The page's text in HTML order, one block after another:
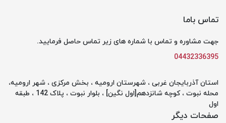
تماس باما
جهت مشاوره و تماس با شماره های زیر تماس حاصل فرمایید.
04432336395
استان آذربایجان غربی ، شهرستان ارومیه ، بخش مرکزی ، شهر ارومیه،
محله نبوت ، کوچه شانزدهم[اول نگین] ، بلوار نبوت ، پلاک 142 ، طبقه
اول
صفحات دیگر